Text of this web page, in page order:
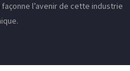
l’avenir de cette industrie